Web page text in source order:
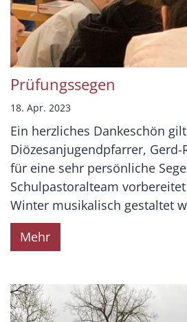
Prüfungssegen
18. Apr. 2023
Ein herzliches Dankeschön
Diözesanjugendpfarrer,
für eine sehr persönliche
Schulpastoralteam
Winter musikalisch gestaltet
Mehr